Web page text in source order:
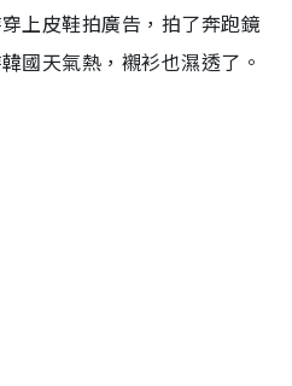
上皮鞋拍廣告，拍了奔跑鏡
國天氣熱，襯衫也濕透了。